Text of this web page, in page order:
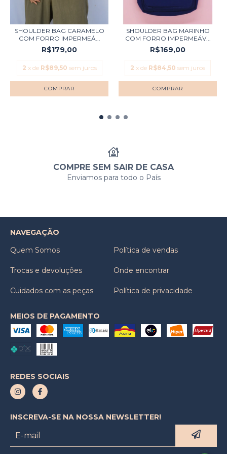
SHOULDER BAG CARAMELO
COM FORRO IMPERMEÁ...
R$179,00
2 x de R$89,50 sem juros
SHOULDER BAG MARINHO
COM FORRO IMPERMEÁV...
R$169,00
2 x de R$84,50 sem juros
COMPRE SEM SAIR DE CASA
Enviamos para todo o País
NAVEGAÇÃO
Quem Somos
Política de vendas
Trocas e devoluções Onde encontrar
Cuidados com as peças Política de privacidade
MEIOS DE PAGAMENTO
REDES SOCIAIS
INSCREVA-SE NA NOSSA NEWSLETTER!